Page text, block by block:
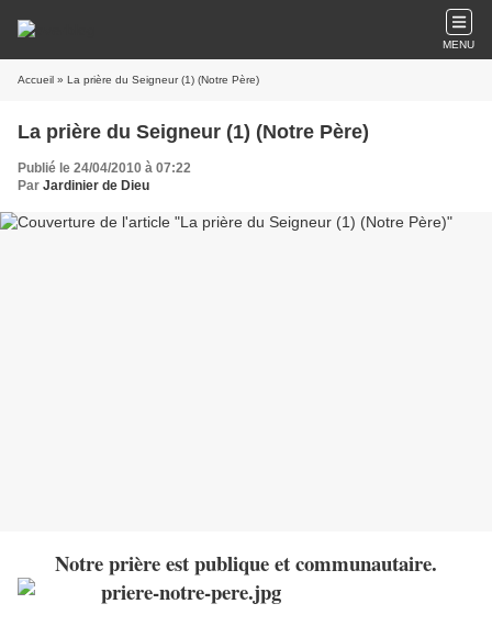
MENU
Accueil » La prière du Seigneur (1) (Notre Père)
La prière du Seigneur (1) (Notre Père)
Publié le 24/04/2010 à 07:22
Par Jardinier de Dieu
Notre prière est publique et communautaire.